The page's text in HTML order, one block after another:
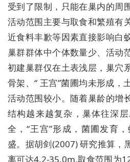
受到了限制，只能在巢内的周
活动范围主要与取食和繁殖有
近食料丰歉等因素直接影响白
巢群群体中个体数量少、活动
初建巢群仅在土表浅层，巢穴
骨架、“ 王宫”菌圃均未形成，
活动范围较小。随着巢龄的增
结构越来越复杂，巢体往深
全，“王宫”形成，菌圃发育
盛。据胡剑(2007) 研究推算，
离可达4.2-35.0m,取食范围为